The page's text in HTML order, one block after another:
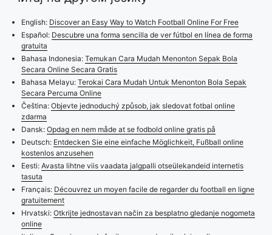
English: Discover an Easy Way to Watch Football Online For Free
Español: Descubre una forma sencilla de ver fútbol en línea de forma
gratuita
Bahasa Indonesia: Temukan Cara Mudah Menonton Sepak Bola
Secara Online Secara Gratis
Bahasa Melayu: Terokai Cara Mudah Untuk Menonton Bola Sepak
Secara Percuma Online
Čeština: Objevte jednoduchý způsob, jak sledovat fotbal online
zdarma
Dansk: Opdag en nem måde at se fodbold online gratis på
Deutsch: Entdecken Sie eine einfache Möglichkeit, Fußball online
kostenlos anzusehen
Eesti: Avasta lihtne viis vaadata jalgpalli otseülekandeid internetis
tasuta
Français: Découvrez un moyen facile de regarder du football en ligne
gratuitement
Hrvatski: Otkrijte jednostavan način za besplatno gledanje nogometa
online